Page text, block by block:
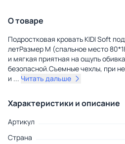
О товаре
Подростковая кровать KIDI Soft
летРазмер М (спальное место
и мягкая приятная на ощупь
безопасной.Съемные чехлы, при
и ... Читать дальше
Характеристики и описание
Артикул
Страна